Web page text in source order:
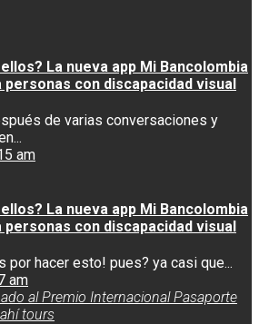
La nueva app Mi Bancolombia
con discapacidad visual
de varias conversaciones y
am
La nueva app Mi Bancolombia
con discapacidad visual
por hacer esto! pues? ya casi que...
am
al Premio Internacional Pasaporte
tours